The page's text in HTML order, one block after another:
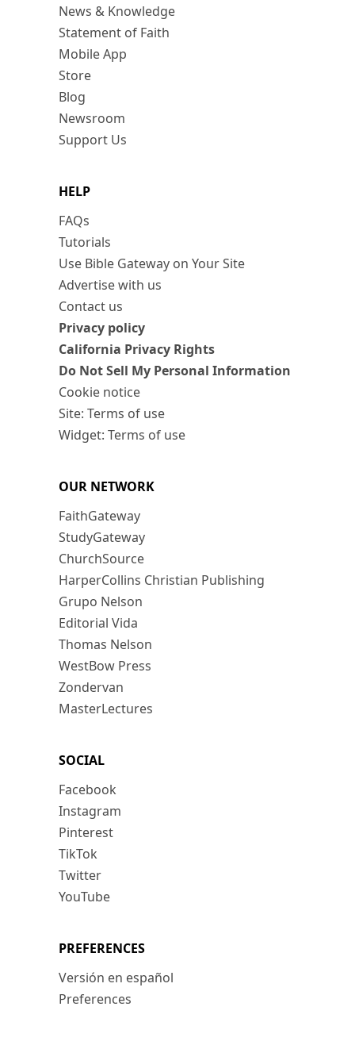
News & Knowledge
Statement of Faith
Mobile App
Store
Blog
Newsroom
Support Us
HELP
FAQs
Tutorials
Use Bible Gateway on Your Site
Advertise with us
Contact us
Privacy policy
California Privacy Rights
Do Not Sell My Personal Information
Cookie notice
Site: Terms of use
Widget: Terms of use
OUR NETWORK
FaithGateway
StudyGateway
ChurchSource
HarperCollins Christian Publishing
Grupo Nelson
Editorial Vida
Thomas Nelson
WestBow Press
Zondervan
MasterLectures
SOCIAL
Facebook
Instagram
Pinterest
TikTok
Twitter
YouTube
PREFERENCES
Versión en español
Preferences